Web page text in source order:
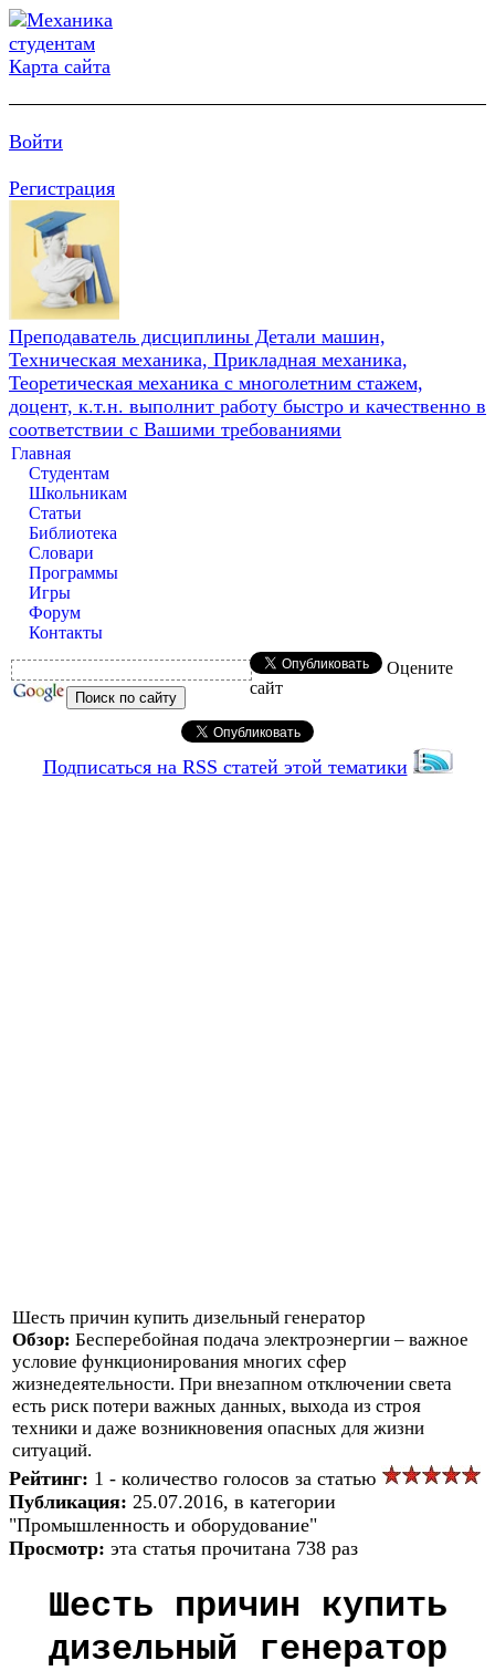
Карта сайта
Войти
Регистрация
Преподаватель дисциплины Детали машин,
Техническая механика, Прикладная механика,
Теоретическая механика с многолетним стажем,
доцент, к.т.н. выполнит работу быстро и качественно в
соответствии с Вашими требованиями
Главная
Студентам
Школьникам
Статьи
Библиотека
Словари
Программы
Игры
Форум
Контакты
Оцените
сайт
Подписаться на RSS статей этой тематики
Шесть причин купить дизельный генератор
Обзор: Бесперебойная подача электроэнергии – важное
условие функционирования многих сфер
жизнедеятельности. При внезапном отключении света
есть риск потери важных данных, выхода из строя
техники и даже возникновения опасных для жизни
ситуаций.
Рейтинг: 1 - количество голосов за статью
Публикация: 25.07.2016, в категории
"Промышленность и оборудование"
Просмотр: эта статья прочитана 738 раз
Шесть причин купить
дизельный генератор